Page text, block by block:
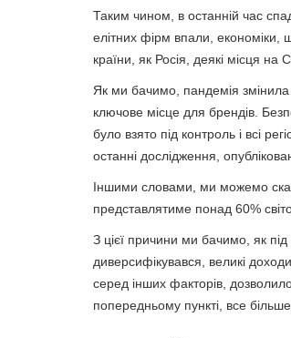
Таким чином, в останній час
елітних фірм впали, економіки,
країни, як Росія, деякі місця на
Як ми бачимо, пандемія
ключове місце для брендів.
було взято під контроль і всі
останні дослідження,
Іншими словами, ми можемо
представлятиме понад 60%
З цієї причини ми бачимо, як під
диверсифікувався, великі
серед інших факторів,
попередньому пункті, все